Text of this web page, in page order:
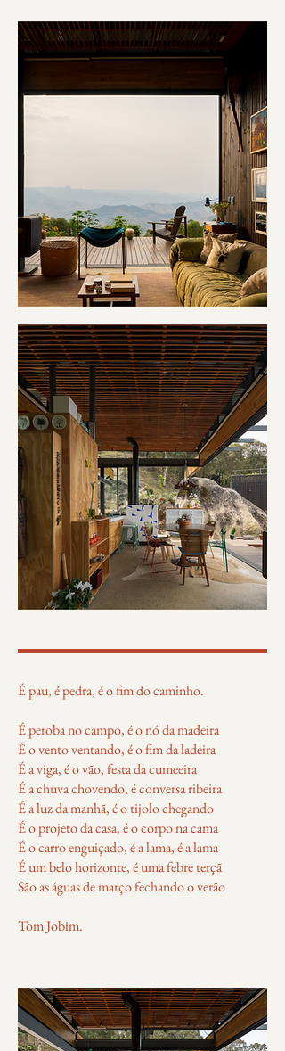
É pau, é pedra, é o fim do caminho.
É peroba no campo, é o nó da madeira
É o vento ventando, é o fim da ladeira
É a viga, é o vão, festa da cumeeira
É a chuva chovendo, é conversa ribeira
É a luz da manhã, é o tijolo chegando
É o projeto da casa, é o corpo na cama
É o carro enguiçado, é a lama, é a lama
É um belo horizonte, é uma febre terçã
São as águas de março fechando o verão
Tom Jobim.